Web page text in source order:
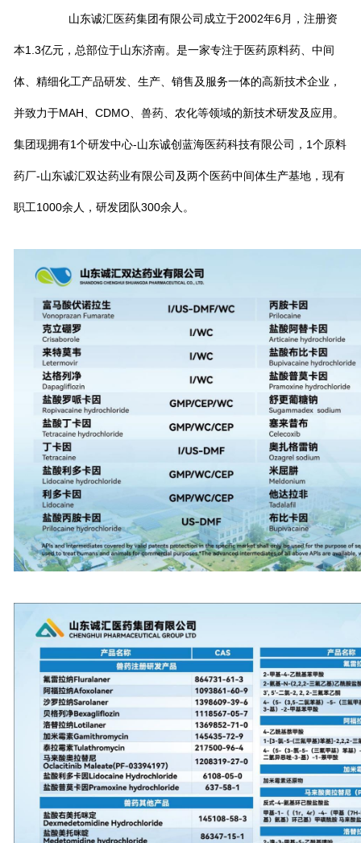
山东诚汇医药集团有限公司成立于2002年6月，注册资
本1.3亿元，总部位于山东济南。是一家专注于医药原料药、中间
体、精细化工产品研发、生产、销售及服务一体的高新技术企业，
并致力于MAH、CDMO、兽药、农化等领域的新技术研发及应用。
集团现拥有1个研发中心-山东诚创蓝海医药科技有限公司，1个原料
药厂-山东诚汇双达药业有限公司及两个医药中间体生产基地，现有
职工1000余人，研发团队300余人。